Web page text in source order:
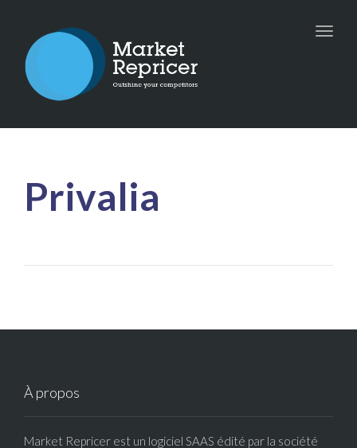
Toggle
Privalia
À propos
Market Repricer est un logiciel SAAS édité par la société